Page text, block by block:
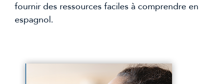
fournir des ressources faciles à comprendre en
espagnol.